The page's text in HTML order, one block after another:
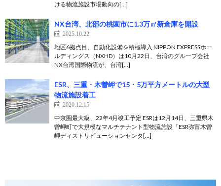
ける物流施設市場動向の[…]
NX台湾、北部の桃園市に1.3万㎡新倉庫を開設
2025.10.22
地区6拠点目、自動化設備を積極導入 NIPPON EXPRESSホー
ルディングス（NXHD）は10月22日、台湾のグループ会社
NX台湾国際物流が、台湾[…]
ESR、三重・木曽岬で15・5万平方メートルの大型
物流施設着工
2020.12.15
中京圏最大級、22年4月竣工予定 ESRは12月14日、三重県木
曽岬町で大規模なマルチテナント型物流施設「ESR弥富木曽
岬ディストリビューションセンタ[…]